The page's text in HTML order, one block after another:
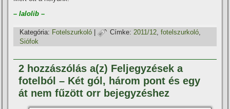
– lalolib –
Kategória: Fotelszurkoló | Címke: 2011/12,fotelszurkoló,
Siófok
2 hozzászólás a(z) Feljegyzések a
fotelból – Két gól, három pont és egy
át nem fűzött orr bejegyzéshez